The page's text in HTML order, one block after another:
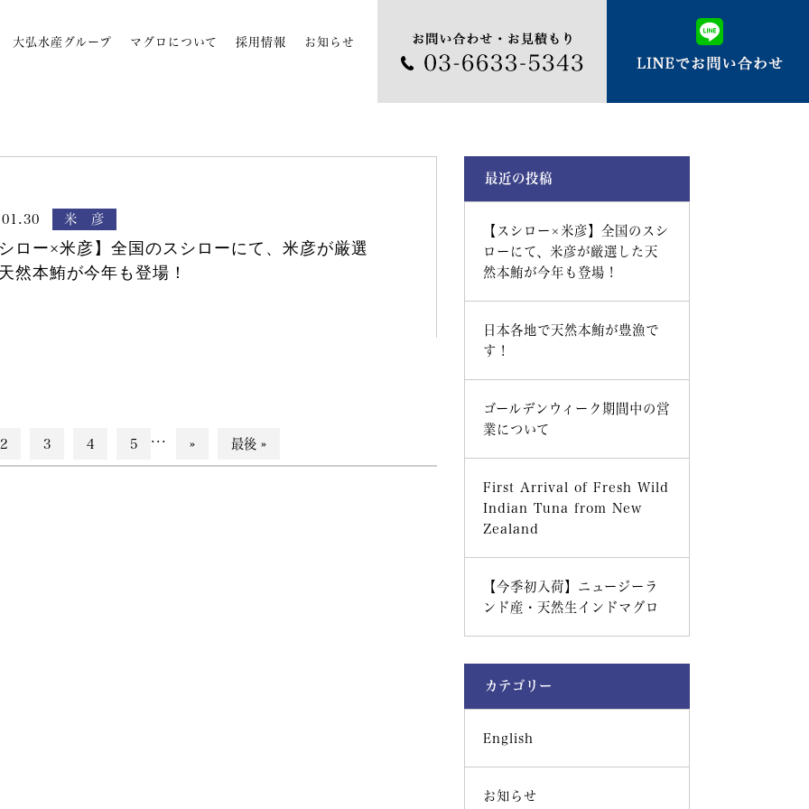
大弘水産グループ マグロについて 採用情報 お知らせ
米 彦
シロー×米彦】全国のスシローにて、米彦が厳選
然本鮪が今年も登場！
2 3 4 5 ... » 最後 »
最近の投稿
【スシロー×米彦】全国のスシ
ローにて、米彦が厳選した天
然本鮪が今年も登場！
日本各地で天然本鮪が豊漁で
す！
ゴールデンウィーク期間中の営
業について
First Arrival of Fresh Wild
Indian Tuna from New
Zealand
【今季初入荷】ニュージーラ
ンド産・天然生インドマグロ
カテゴリー
English
お知らせ